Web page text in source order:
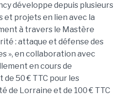
développe depuis plusieurs
et projets en lien avec la
à travers le Mastère
: attaque et défense des
», en collaboration avec
en cours de
50 € TTC pour les
de Lorraine et de 100 € TTC